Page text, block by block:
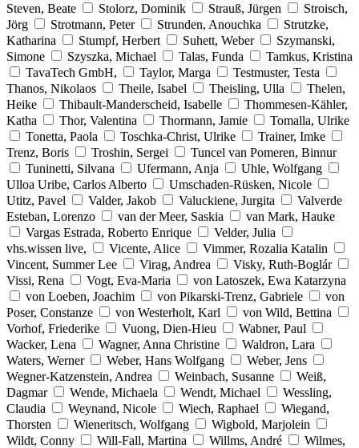
Steven, Beate
Stolorz, Dominik Strauß, Jürgen
Stroisch,
Jörg
Strotmann, Peter Strunden, Anouchka
Strutzke,
Katharina
Stumpf, Herbert Suhett, Weber
Szymanski,
Simone
Szyszka, Michael Talas, Funda
Tamkus, Kristina
TavaTech GmbH,
Taylor, Marga
Testmuster, Testa
Thanos, Nikolaos
Theile, Isabel Theisling, Ulla
Thelen,
Heike
Thibault-Manderscheid, Isabelle
Thommesen-Kähler,
Katha
Thor, Valentina Thormann, Jamie
Tomalla, Ulrike
Tonetta, Paola
Toschka-Christ, Ulrike
Trainer, Imke
Trenz, Boris
Troshin, Sergei
Tuncel van Pomeren, Binnur
Tuninetti, Silvana
Ufermann, Anja
Uhle, Wolfgang
Ulloa Uribe, Carlos Alberto
Umschaden-Rüsken, Nicole
Utitz, Pavel
Valder, Jakob Valuckiene, Jurgita
Valverde
Esteban, Lorenzo
van der Meer, Saskia
van Mark, Hauke
Vargas Estrada, Roberto Enrique
Velder, Julia
vhs.wissen live,
Vicente, Alice
Vimmer, Rozalia Katalin
Vincent, Summer Lee
Virag, Andrea
Visky, Ruth-Boglár
Vissi, Rena
Vogt, Eva-Maria
von Latoszek, Ewa Katarzyna
von Loeben, Joachim
von Pikarski-Trenz, Gabriele
von
Poser, Constanze
von Westerholt, Karl
von Wild, Bettina
Vorhof, Friederike
Vuong, Dien-Hieu
Wabner, Paul
Wacker, Lena
Wagner, Anna Christine
Waldron, Lara
Waters, Werner
Weber, Hans Wolfgang
Weber, Jens
Wegner-Katzenstein, Andrea
Weinbach, Susanne
Weiß,
Dagmar
Wende, Michaela Wendt, Michael
Wessling,
Claudia
Weynand, Nicole Wiech, Raphael
Wiegand,
Thorsten
Wieneritsch, Wolfgang
Wigbold, Marjolein
Wildt, Conny
Will-Fall, Martina Willms, André
Wilmes,